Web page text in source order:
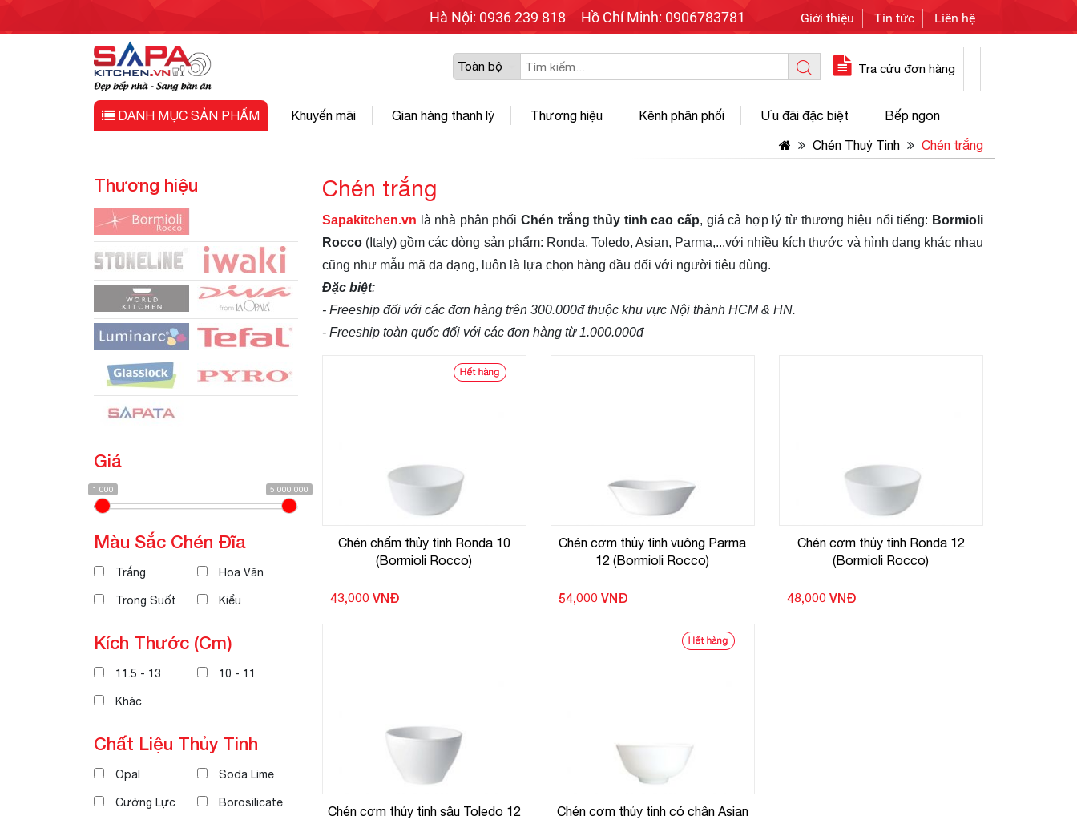
Hà Nội: 0936 239 818 Hồ Chí Minh: 0906783781 Giới thiệu Tin tức Liên hệ
Tra cứu đơn hàng
DANH MỤC SẢN PHẨM Khuyến mãi Gian hàng thanh lý Thương hiệu Kênh phân phối Ưu đãi đặc biệt Bếp ngon
Chén Thuỷ Tinh Chén trắng
Thương hiệu
Giá
1 000 5 000 000
Màu Sắc Chén Đĩa
Trắng Hoa Văn
Trong Suốt Kiểu
Kích Thước (Cm)
11.5 - 13 10 - 11
Khác
Chất Liệu Thủy Tinh
Opal Soda Lime
Cường Lực Borosilicate
Chén trắng
Sapakitchen.vn là nhà phân phối Chén trắng thủy tinh cao cấp, giá cả hợp lý từ thương hiệu nổi tiếng: Bormioli
Rocco (Italy) gồm các dòng sản phẩm: Ronda, Toledo, Asian, Parma,...với nhiều kích thước và hình dạng khác nhau
cũng như mẫu mã đa dạng, luôn là lựa chọn hàng đầu đối với người tiêu dùng.
Đặc biệt:
- Freeship đối với các đơn hàng trên 300.000đ thuộc khu vực Nội thành HCM & HN.
- Freeship toàn quốc đối với các đơn hàng từ 1.000.000đ
Chén chấm thủy tinh Ronda 10
(Bormioli Rocco)
43,000 VNĐ
Chén cơm thủy tinh vuông Parma
12 (Bormioli Rocco)
54,000 VNĐ
Chén cơm thủy tinh Ronda 12
(Bormioli Rocco)
48,000 VNĐ
Chén cơm thủy tinh sâu Toledo 12
Chén cơm thủy tinh có chân Asian